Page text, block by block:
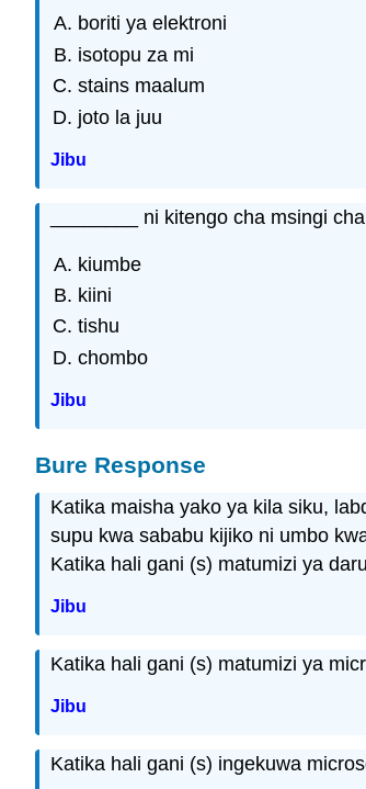
boriti ya elektroni
isotopu za mi
stains maalum
joto la juu
Jibu
________ ni kitengo cha msingi
kiumbe
kiini
tishu
chombo
Jibu
Bure Response
Katika maisha yako ya kila siku,
supu kwa sababu kijiko ni umbo
Katika hali gani (s) matumizi ya
Jibu
Katika hali gani (s) matumizi ya
Jibu
Katika hali gani (s) ingekuwa